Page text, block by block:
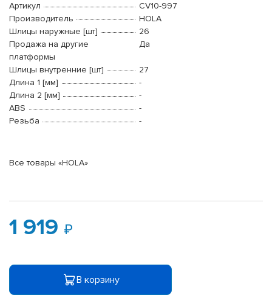
Артикул
CV10-997
Производитель
HOLA
Шлицы наружные [шт]
26
Продажа на другие
платформы
Да
Шлицы внутренние [шт]
27
Длина 1 [мм]
-
Длина 2 [мм]
-
ABS
-
Резьба
-
Все товары «HOLA»
1 919
В корзину